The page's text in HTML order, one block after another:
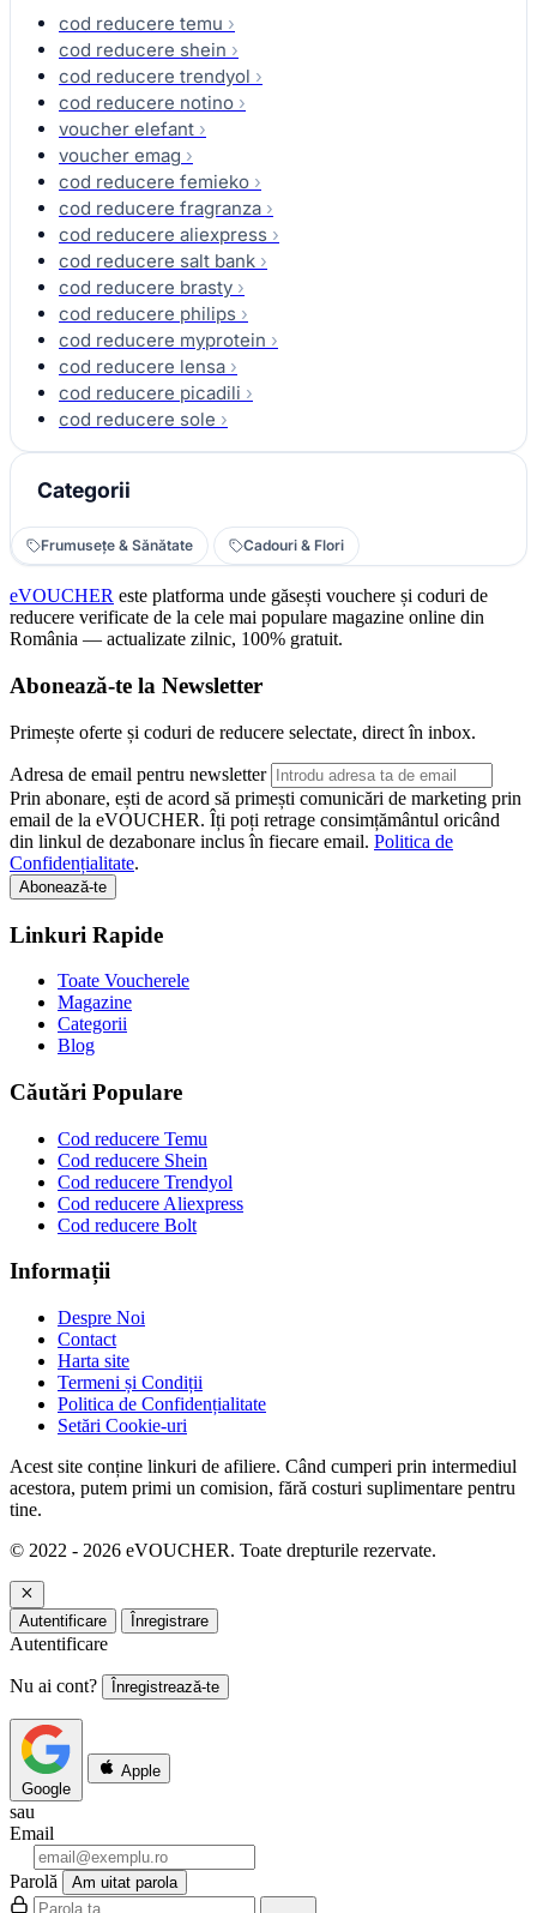
cod reducere temu ›
cod reducere shein ›
cod reducere trendyol ›
cod reducere notino ›
voucher elefant ›
voucher emag ›
cod reducere femieko ›
cod reducere fragranza ›
cod reducere aliexpress ›
cod reducere salt bank ›
cod reducere brasty ›
cod reducere philips ›
cod reducere myprotein ›
cod reducere lensa ›
cod reducere picadili ›
cod reducere sole ›
Categorii
Frumusețe & Sănătate Cadouri & Flori
eVOUCHER este platforma unde găsești vouchere și coduri de
reducere verificate de la cele mai populare magazine online din
România — actualizate zilnic, 100% gratuit.
Abonează-te la Newsletter
Primește oferte și coduri de reducere selectate, direct în inbox.
Adresa de email pentru newsletter
Prin abonare, ești de acord să primești comunicări de marketing prin
email de la eVOUCHER. Îți poți retrage consimțământul oricând
din linkul de dezabonare inclus în fiecare email. Politica de
Confidențialitate.
Abonează-te
Linkuri Rapide
Toate Voucherele
Magazine
Categorii
Blog
Căutări Populare
Cod reducere Temu
Cod reducere Shein
Cod reducere Trendyol
Cod reducere Aliexpress
Cod reducere Bolt
Informații
Despre Noi
Contact
Harta site
Termeni și Condiții
Politica de Confidențialitate
Setări Cookie-uri
Acest site conține linkuri de afiliere. Când cumperi prin intermediul
acestora, putem primi un comision, fără costuri suplimentare pentru
tine.
© 2022 - 2026 eVOUCHER. Toate drepturile rezervate.
Autentificare Înregistrare
Autentificare
Nu ai cont? Înregistrează-te
Google
Apple
sau
Email
Parolă Am uitat parola